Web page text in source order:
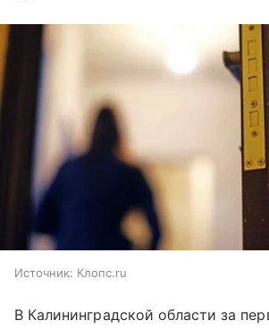
Источник: Клопс.ru
В Калининградской области за